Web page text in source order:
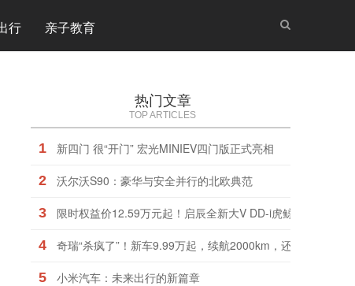
行 亲子教育
热门文章
TOP ARTICLES
1 新四门 很“开门” 宏光MINIEV四门版正式亮相
2 沃尔沃S90：豪华与安全并行的北欧典范
3 限时权益价12.59万元起！启辰全新大V DD-i虎鲸领潮上市
4 奇瑞“杀疯了”！新车9.99万起，续航2000km，还看啥合资车
5 小米汽车：未来出行的新篇章